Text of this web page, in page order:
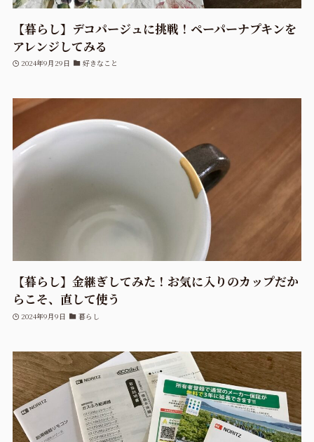
【暮らし】デコパージュに挑戦！ペーパーナプキンを
アレンジしてみる
2024年9月29日 好きなこと
【暮らし】金継ぎしてみた！お気に入りのカップだか
らこそ、直して使う
2024年9月9日 暮らし